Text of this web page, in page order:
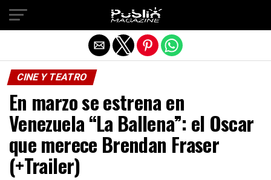
CINE Y TEATRO
En marzo se estrena en
Venezuela “La Ballena”: el Oscar
que merece Brendan Fraser
(+Trailer)
Salir de la versión móvil